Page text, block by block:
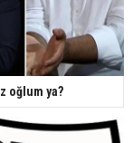
oğlum ya?